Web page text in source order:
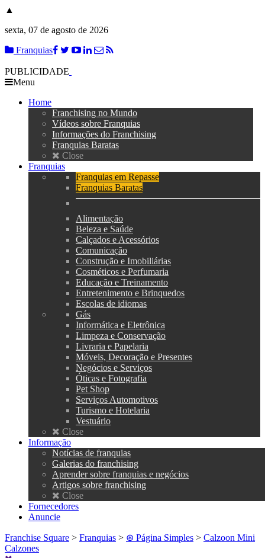
▲
sexta, 07 de agosto de 2026
Franquias
PUBLICIDADE
Menu
Home
Franchising no Mundo
Vídeos sobre Franquias
Informações do Franchising
Franquias Baratas
Close
Franquias
Franquias em Repasse
Franquias Baratas
Alimentação
Beleza e Saúde
Calçados e Acessórios
Comunicação
Construção e Imobiliárias
Cosméticos e Perfumaria
Educação e Treinamento
Entretenimento e Brinquedos
Escolas de idiomas
Gás
Informática e Eletrônica
Limpeza e Conservação
Livraria e Papelaria
Móveis, Decoração e Presentes
Negócios e Serviços
Óticas e Fotografia
Pet Shop
Serviços Automotivos
Turismo e Hotelaria
Vestuário
Close
Informação
Notícias de franquias
Galerias do franchising
Aprender sobre franquias e negócios
Artigos sobre franchising
Close
Fornecedores
Anuncie
Franchise Square > Franquias > ⊛ Página Simples > Calzoon Mini
Calzones